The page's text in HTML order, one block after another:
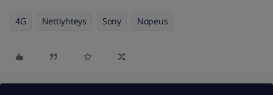
4G Nettiyhteys Sony Nopeus